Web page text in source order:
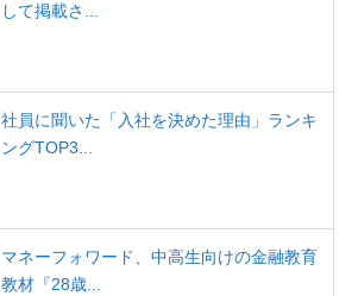
して掲載さ...
社員に聞いた「入社を決めた理由」ランキ
ングTOP3...
マネーフォワード、中高生向けの金融教育
教材『28歳...